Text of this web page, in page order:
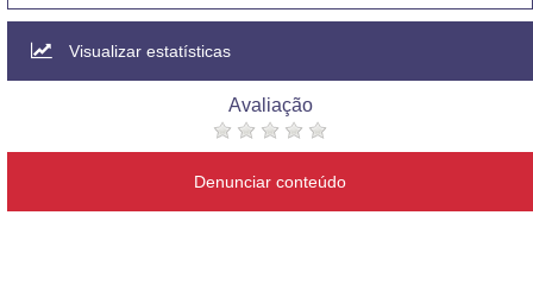
Visualizar estatísticas
Avaliação
Denunciar conteúdo